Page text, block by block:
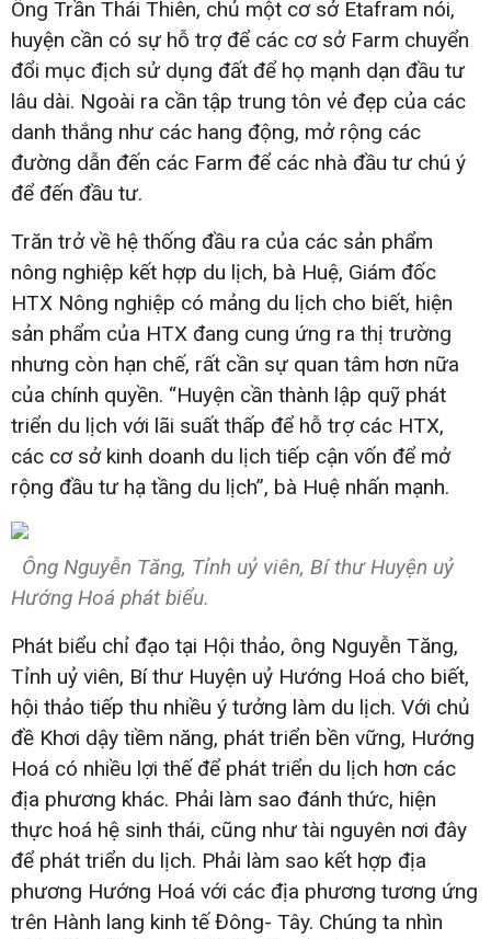
Ông Trần Thái Thiên, chủ một cơ sở Etafram nói,
huyện cần có sự hỗ trợ để các cơ sở Farm chuyển
đổi mục địch sử dụng đất để họ mạnh dạn đầu tư
lâu dài. Ngoài ra cần tập trung tôn vẻ đẹp của các
danh thắng như các hang động, mở rộng các
đường dẫn đến các Farm để các nhà đầu tư chú ý
để đến đầu tư.
Trăn trở về hệ thống đầu ra của các sản phẩm
nông nghiệp kết hợp du lịch, bà Huệ, Giám đốc
HTX Nông nghiệp có mảng du lịch cho biết, hiện
sản phẩm của HTX đang cung ứng ra thị trường
nhưng còn hạn chế, rất cần sự quan tâm hơn nữa
của chính quyền. “Huyện cần thành lập quỹ phát
triển du lịch với lãi suất thấp để hỗ trợ các HTX,
các cơ sở kinh doanh du lịch tiếp cận vốn để mở
rộng đầu tư hạ tầng du lịch”, bà Huệ nhấn mạnh.
Ông Nguyễn Tăng, Tỉnh uỷ viên, Bí thư Huyện uỷ
Hướng Hoá phát biểu.
Phát biểu chỉ đạo tại Hội thảo, ông Nguyễn Tăng,
Tỉnh uỷ viên, Bí thư Huyện uỷ Hướng Hoá cho biết,
hội thảo tiếp thu nhiều ý tưởng làm du lịch. Với chủ
đề Khơi dậy tiềm năng, phát triển bền vững, Hướng
Hoá có nhiều lợi thế để phát triển du lịch hơn các
địa phương khác. Phải làm sao đánh thức, hiện
thực hoá hệ sinh thái, cũng như tài nguyên nơi đây
để phát triển du lịch. Phải làm sao kết hợp địa
phương Hướng Hoá với các địa phương tương ứng
trên Hành lang kinh tế Đông- Tây. Chúng ta nhìn